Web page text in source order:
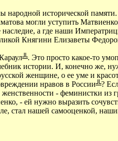
народной исторической
могли уступить
наследие, а где наши
Княгини Елизаветы
Это просто какое-то
истории. И, конечно же,
женщине, о ее уме и
нравов в России╩?
женственности - феминистки из
- ей нужно выразить
стал нашей самооценкой,